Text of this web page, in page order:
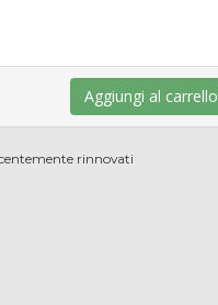
Aggiungi al carrello
rinnovati